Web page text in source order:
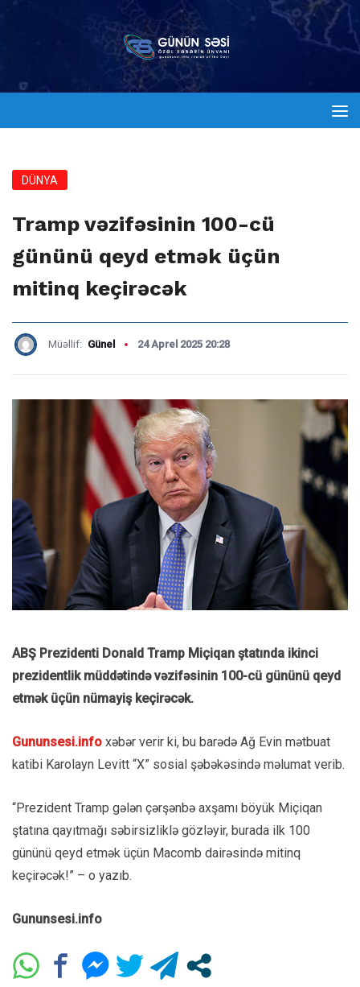
DÜNYA
Tramp vəzifəsinin 100-cü
gününü qeyd etmək üçün
mitinq keçirəcək
Müəllif: Günel 24 Aprel 2025 20:28
ABŞ Prezidenti Donald Tramp Miçiqan ştatında ikinci
prezidentlik müddətində vəzifəsinin 100-cü gününü qeyd
etmək üçün nümayiş keçirəcək.
Gununsesi.info xəbər verir ki, bu barədə Ağ Evin mətbuat
katibi Karolayn Levitt “X” sosial şəbəkəsində məlumat verib.
“Prezident Tramp gələn çərşənbə axşamı böyük Miçiqan
ştatına qayıtmağı səbirsizliklə gözləyir, burada ilk 100
gününü qeyd etmək üçün Macomb dairəsində mitinq
keçirəcək!” – o yazıb.
Gununsesi.info